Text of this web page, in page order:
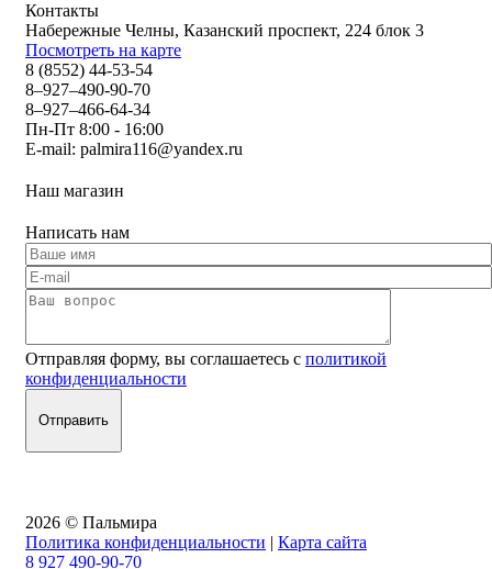
Контакты
Набережные Челны, Казанский проспект, 224 блок 3
Посмотреть на карте
8 (8552) 44-53-54
8–927–490-90-70
8–927–466-64-34
Пн-Пт 8:00 - 16:00
E-mail: palmira116@yandex.ru
Наш магазин
Написать нам
Отправляя форму, вы соглашаетесь с политикой
конфиденциальности
2026 © Пальмира
Политика конфиденциальности | Карта сайта
8 927 490-90-70